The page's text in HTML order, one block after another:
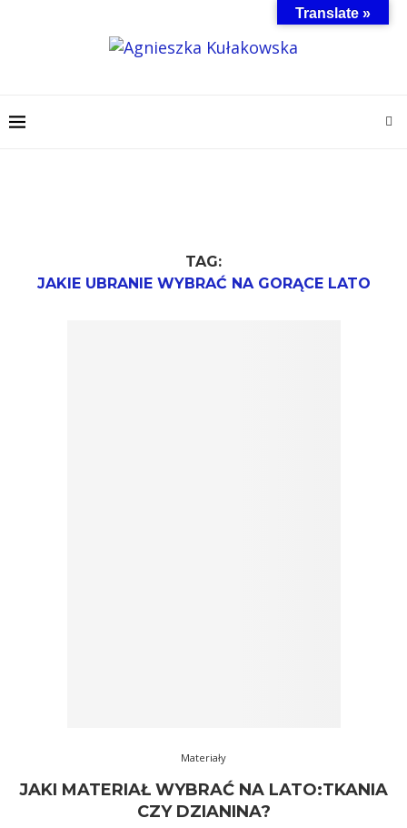
TAG:
JAKIE UBRANIE WYBRAĆ NA GORĄCE LATO
Materiały
JAKI MATERIAŁ WYBRAĆ NA LATO:TKANIA
CZY DZIANINA?
Translate »